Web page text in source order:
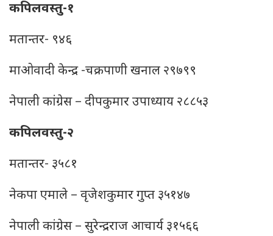
कपिलवस्तु-१
मतान्तर- ९४६
माओवादी केन्द्र -चक्रपाणी खनाल २९७९९
नेपाली कांग्रेस – दीपकुमार उपाध्याय २८८५३
कपिलवस्तु-२
मतान्तर- ३५८१
नेकपा एमाले – वृजेशकुमार गुप्‍त ३५१४७
नेपाली कांग्रेस – सुरेन्द्रराज आचार्य ३१५६६